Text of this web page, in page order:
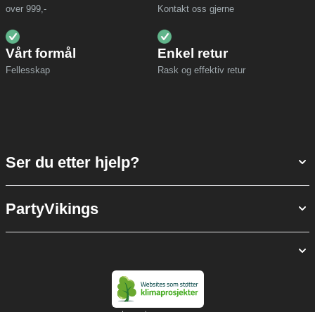
over 999,- Kontakt oss gjerne
Vårt formål
Fellesskap
Enkel retur
Rask og effektiv retur
Ser du etter hjelp?
PartyVikings